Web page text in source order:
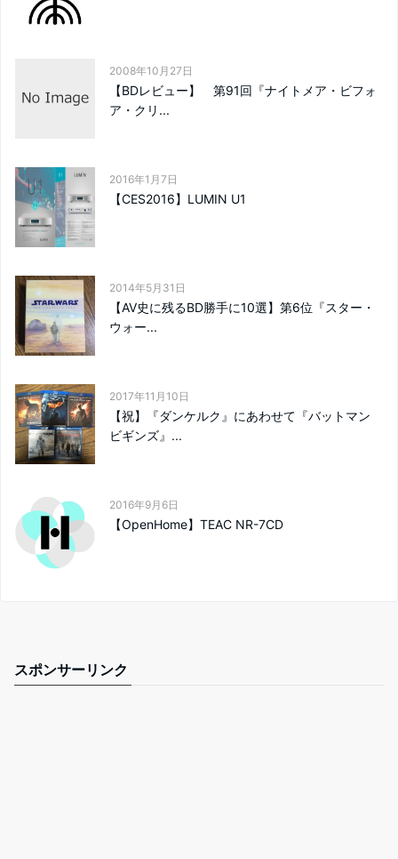
2008年10月27日
【BDレビュー】 第91回『ナイトメア・ビフォ
ア・クリ...
2016年1月7日
【CES2016】LUMIN U1
2014年5月31日
【AV史に残るBD勝手に10選】第6位『スター・
ウォー...
2017年11月10日
【祝】『ダンケルク』にあわせて『バットマン
ビギンズ』...
2016年9月6日
【OpenHome】TEAC NR-7CD
スポンサーリンク